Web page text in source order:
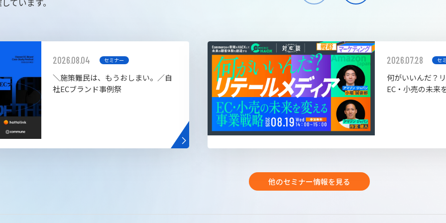
ています。
2026.08.04 セミナー
＼施策難民は、もうおしまい。／自
社ECブランド事例祭
2026.07.28 セ
何がいいんだ？
EC・小売の未来
他のセミナー情報を見る